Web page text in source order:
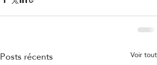
Posts récents Voir tout